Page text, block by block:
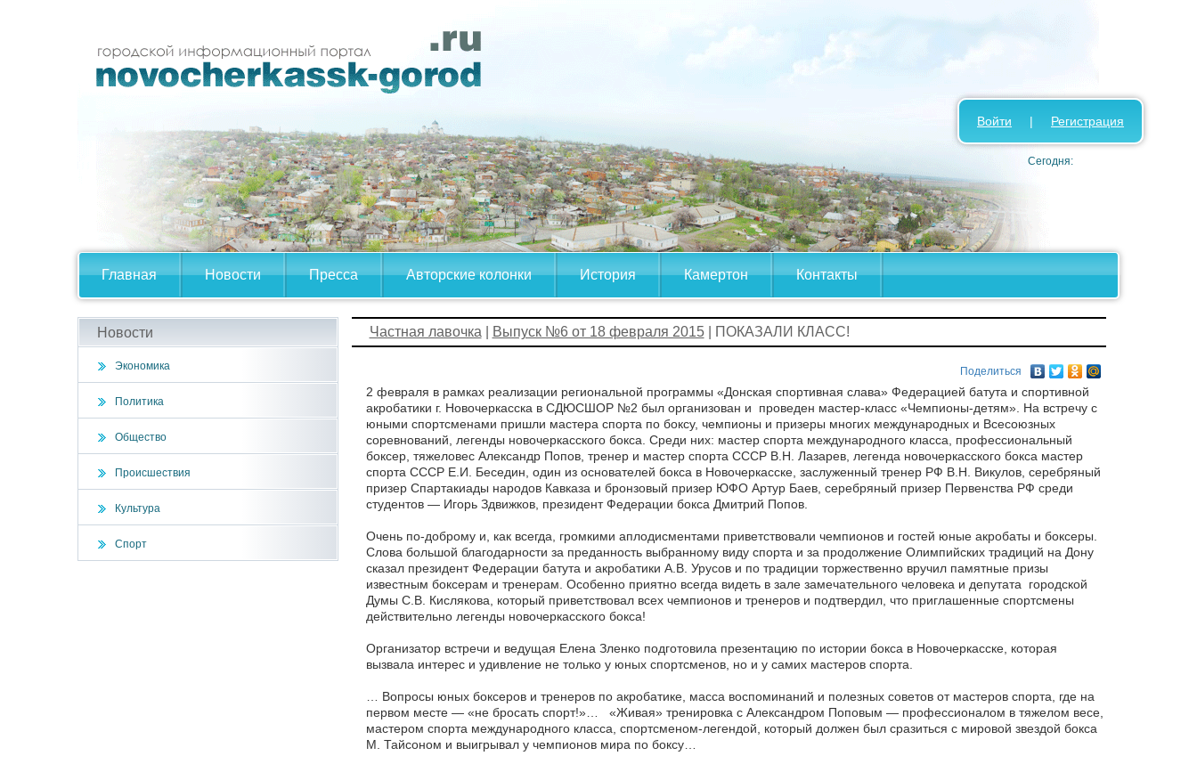
Главная Новости Пресса Авторские колонки История Камертон Контакты
Войти | Регистрация
Сегодня:
Новости
Экономика
Политика
Общество
Происшествия
Культура
Спорт
Частная лавочка Выпуск №6 от 18 февраля 2015| ПОКАЗАЛИ КЛАСС!
Поделиться
2 февраля в рамках реализации региональной программы «Донская спортивная слава» Федерацией батута и спортивной
акробатики г. Новочеркасска в СДЮСШОР №2 был организован и проведен мастер-класс «Чемпионы-детям». На встречу с
юными спортсменами пришли мастера спорта по боксу, чемпионы и призеры многих международных и Всесоюзных
соревнований, легенды новочеркасского бокса. Среди них: мастер спорта международного класса, профессиональный
боксер, тяжеловес Александр Попов, тренер и мастер спорта СССР В.Н. Лазарев, легенда новочеркасского бокса мастер
спорта СССР Е.И. Беседин, один из основателей бокса в Новочеркасске, заслуженный тренер РФ В.Н. Викулов, серебряный
призер Спартакиады народов Кавказа и бронзовый призер ЮФО Артур Баев, серебряный призер Первенства РФ среди
студентов — Игорь Здвижков, президент Федерации бокса Дмитрий Попов.
Очень по-доброму и, как всегда, громкими аплодисментами приветствовали чемпионов и гостей юные акробаты и боксеры.
Слова большой благодарности за преданность выбранному виду спорта и за продолжение Олимпийских традиций на Дону
сказал президент Федерации батута и акробатики А.В. Урусов и по традиции торжественно вручил памятные призы
известным боксерам и тренерам. Особенно приятно всегда видеть в зале замечательного человека и депутата городской
Думы С.В. Кислякова, который приветствовал всех чемпионов и тренеров и подтвердил, что приглашенные спортсмены
действительно легенды новочеркасского бокса!
Организатор встречи и ведущая Елена Зленко подготовила презентацию по истории бокса в Новочеркасске, которая
вызвала интерес и удивление не только у юных спортсменов, но и у самих мастеров спорта.
… Вопросы юных боксеров и тренеров по акробатике, масса воспоминаний и полезных советов от мастеров спорта, где на
первом месте — «не бросать спорт!»… «Живая» тренировка с Александром Поповым — профессионалом в тяжелом весе,
мастером спорта международного класса, спортсменом-легендой, который должен был сразиться с мировой звездой бокса
М. Тайсоном и выигрывал у чемпионов мира по боксу…